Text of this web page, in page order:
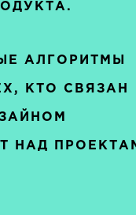
АЛГОРИТМЫ
КТО СВЯЗАН
НАД